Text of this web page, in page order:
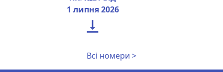
1 липня 2026

Всі номери >